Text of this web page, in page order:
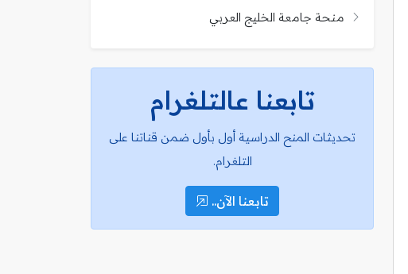
منحة جامعة الخليج العربي
تابعنا عالتلغرام
تحديثات المنح الدراسية أول بأول ضمن قناتنا على
التلغرام.
تابعنا الآن..